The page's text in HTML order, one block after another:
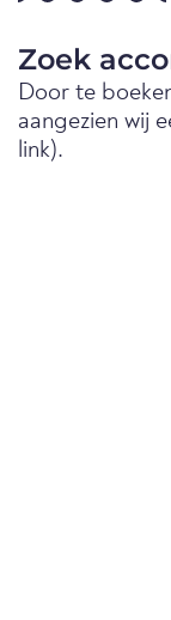
Zoek
Door te
aangezien wij
link).